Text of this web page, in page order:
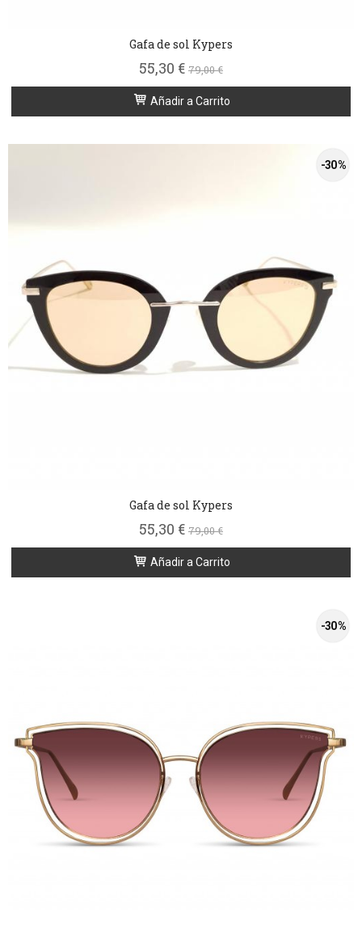
Gafa de sol Kypers
55,30 € 79,00 €
Añadir a Carrito
-30 %
Gafa de sol Kypers
55,30 € 79,00 €
Añadir a Carrito
-30 %